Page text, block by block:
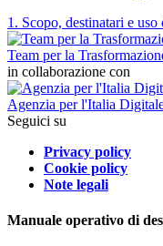
1. Scopo, destinatari e
Team per la
in collaborazione con
Agenzia per l'Italia
Seguici su
Privacy policy
Cookie policy
Note legali
Manuale operativo di